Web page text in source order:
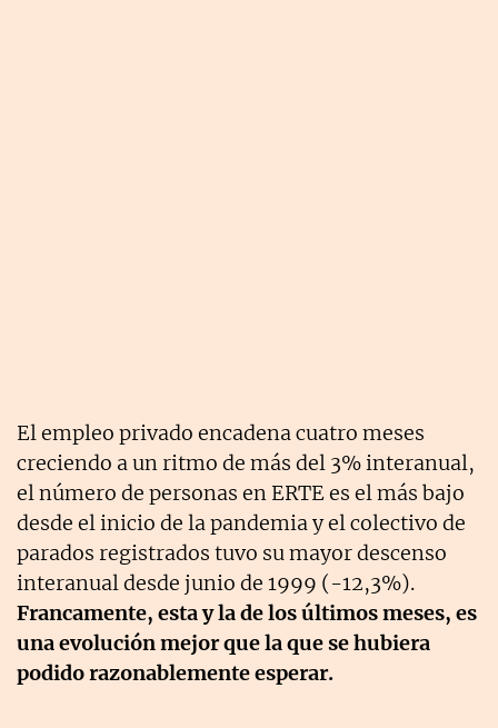
El empleo privado encadena cuatro meses
creciendo a un ritmo de más del 3% interanual,
el número de personas en ERTE es el más bajo
desde el inicio de la pandemia y el colectivo de
parados registrados tuvo su mayor descenso
interanual desde junio de 1999 (-12,3%).
Francamente, esta y la de los últimos meses, es
una evolución mejor que la que se hubiera
podido razonablemente esperar.